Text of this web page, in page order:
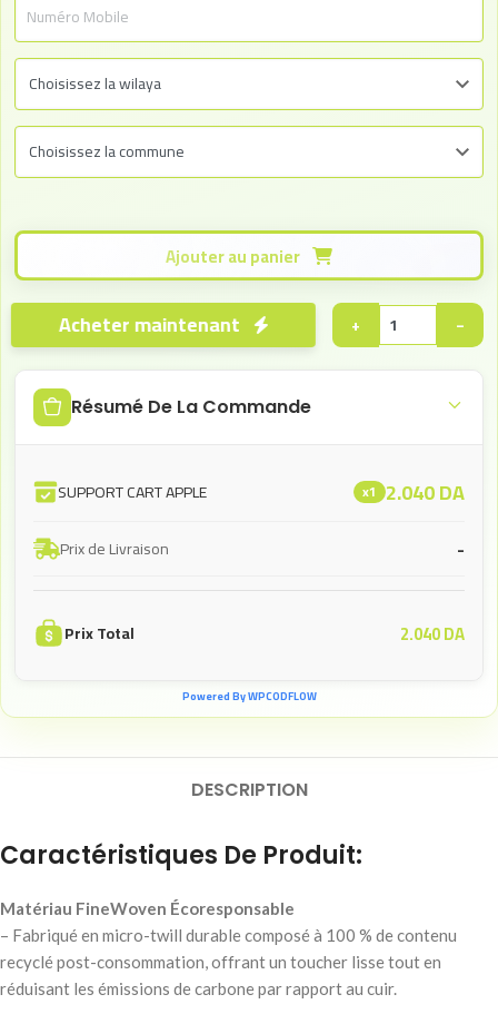
−
+
Résumé De La Commande
SUPPORT CART APPLE x1 2.040DA
Prix de Livraison -
Prix Total 2.040DA
Powered By WPCODFLOW
DESCRIPTION
Caractéristiques De Produit:
Matériau FineWoven Écoresponsable
– Fabriqué en micro-twill durable composé à 100 % de contenu
recyclé post-consommation, offrant un toucher lisse tout en
réduisant les émissions de carbone par rapport au cuir.